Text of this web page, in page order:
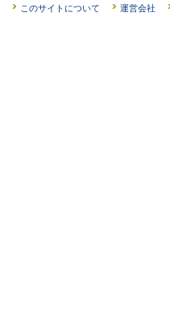
このサイトについて 運営会社